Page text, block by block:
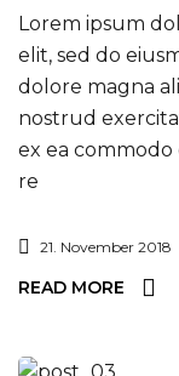
Lorem ipsum
elit, sed do
dolore magna
nostrud
ex ea
re
21. November 2018
READ MORE